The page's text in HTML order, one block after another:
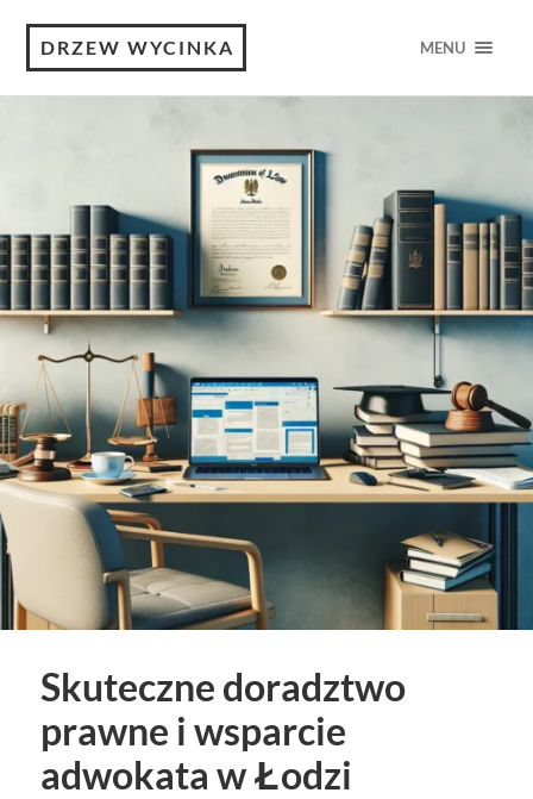
DRZEW WYCINKA MENU
Skuteczne doradztwo
prawne i wsparcie
adwokata w Łodzi